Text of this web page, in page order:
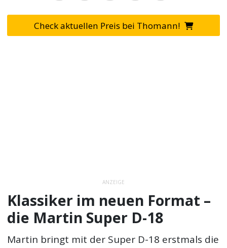
Check aktuellen Preis bei Thomann!
ANZEIGE
Klassiker im neuen Format –
die Martin Super D-18
Martin bringt mit der Super D-18 erstmals die